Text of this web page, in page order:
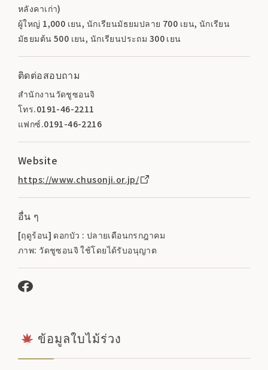
หลังคาเก่า)
ผู้ใหญ่ 1,000 เยน, นักเรียนมัธยมปลาย 700 เยน, นักเรียน
มัธยมต้น 500 เยน, นักเรียนประถม 300 เยน
ติดต่อสอบถาม
สำนักงานวัดชูซอนจิ
โทร.0191-46-2211
แฟกซ์.0191-46-2216
Website
https://www.chusonji.or.jp/
อื่น ๆ
[ฤดูร้อน] ดอกบัว : ปลายเดือนกรกฎาคม
ภาพ: วัดชูซอนจิ ใช้โดยได้รับอนุญาต
ข้อมูลใบไม้ร่วง